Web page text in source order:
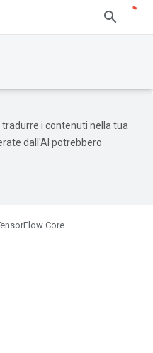
i contenuti nella tua
dall'AI potrebbero
Core